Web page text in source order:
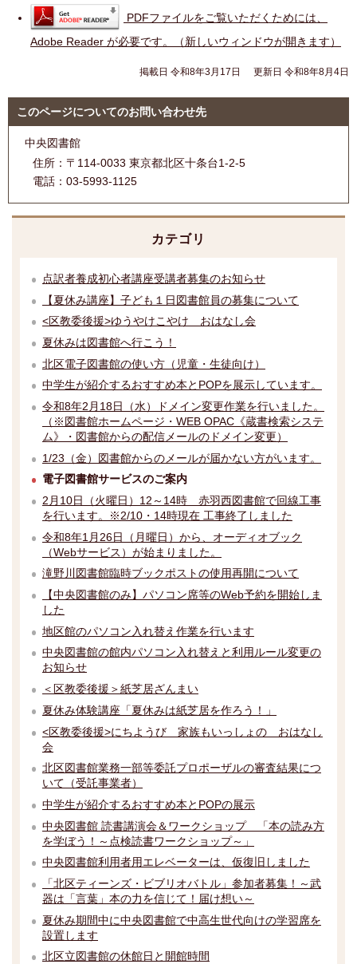
PDFファイルをご覧いただくためには、
Adobe Reader が必要です。（新しいウィンドウが開きます）
掲載日 令和8年3月17日 更新日 令和8年8月4日
このページについてのお問い合わせ先
中央図書館
住所： 〒114-0033 東京都北区十条台1-2-5
電話： 03-5993-1125
カテゴリ
点訳者養成初心者講座受講者募集のお知らせ
【夏休み講座】子ども１日図書館員の募集について
<区教委後援>ゆうやけこやけ おはなし会
夏休みは図書館へ行こう！
北区電子図書館の使い方（児童・生徒向け）
中学生が紹介するおすすめ本とPOPを展示しています。
令和8年2月18日（水）ドメイン変更作業を行いました。
（※図書館ホームページ・WEB OPAC《蔵書検索システ
ム》・図書館からの配信メールのドメイン変更）
1/23（金）図書館からのメールが届かない方がいます。
電子図書館サービスのご案内
2月10日（火曜日）12～14時 赤羽西図書館で回線工事
を行います。※2/10・14時現在 工事終了しました
令和8年1月26日（月曜日）から、オーディオブック
（Webサービス）が始まりました。
滝野川図書館臨時ブックポストの使用再開について
【中央図書館のみ】パソコン席等のWeb予約を開始しま
した
地区館のパソコン入れ替え作業を行います
中央図書館の館内パソコン入れ替えと利用ルール変更の
お知らせ
＜区教委後援＞紙芝居ざんまい
夏休み体験講座「夏休みは紙芝居を作ろう！」
<区教委後援>にちようび 家族もいっしょの おはなし
会
北区図書館業務一部等委託プロポーザルの審査結果につ
いて（受託事業者）
中学生が紹介するおすすめ本とPOPの展示
中央図書館 読書講演会＆ワークショップ 「本の読み方
を学ぼう！～点検読書ワークショップ～」
中央図書館利用者用エレベーターは、仮復旧しました
「北区ティーンズ・ビブリオバトル」参加者募集！～武
器は「言葉」本の力を信じて！届け想い～
夏休み期間中に中央図書館で中高生世代向けの学習席を
設置します
北区立図書館の休館日と開館時間